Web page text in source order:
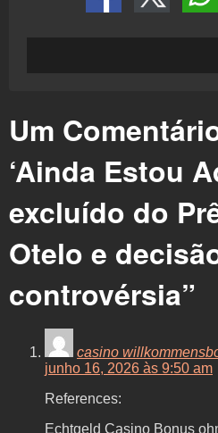
Um
‘Ainda Estou
excluído do
Otelo e
controvérsia”
casino
junho 16, 2026 às 9:50 am
References:
Echtgeld Casino Bonus